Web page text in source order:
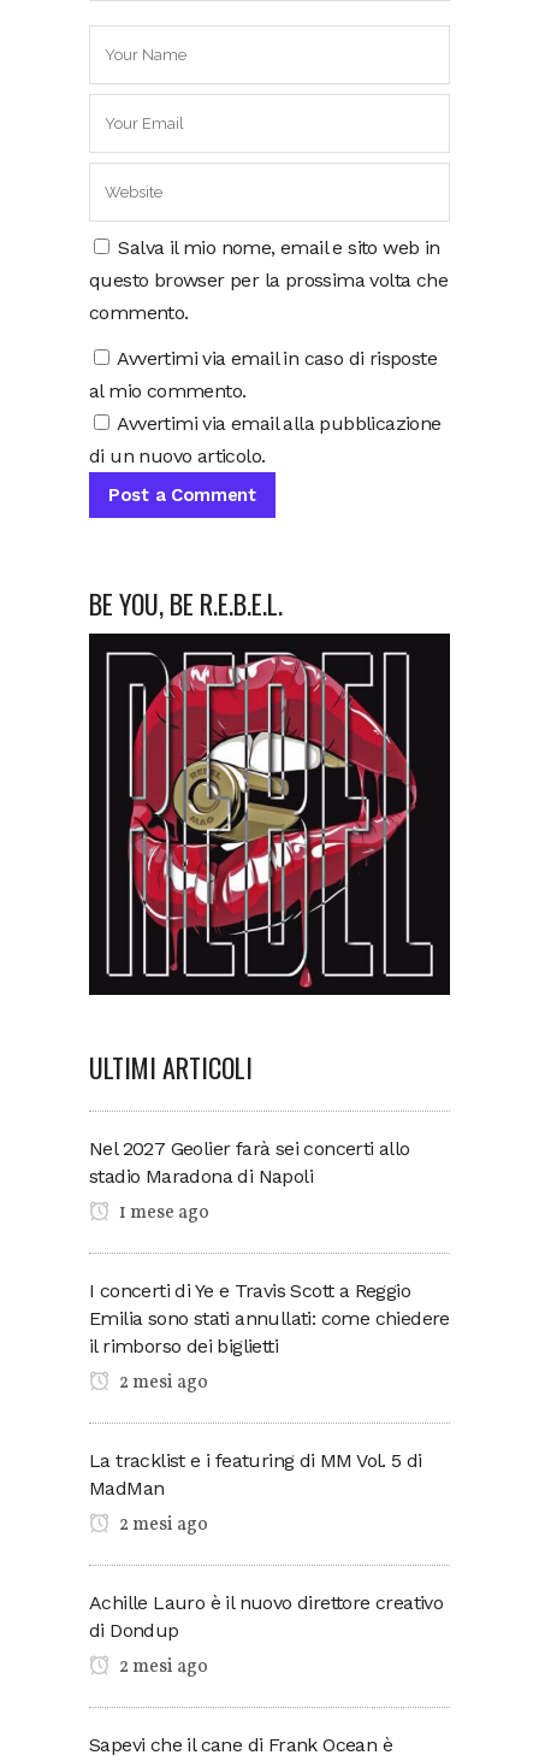
Salva il mio nome, email e sito web in
questo browser per la prossima volta che
commento.
Avvertimi via email in caso di risposte
al mio commento.
Avvertimi via email alla pubblicazione
di un nuovo articolo.
BE YOU, BE R.E.B.E.L.
ULTIMI ARTICOLI
Nel 2027 Geolier farà sei concerti allo
stadio Maradona di Napoli
1 mese ago
I concerti di Ye e Travis Scott a Reggio
Emilia sono stati annullati: come chiedere
il rimborso dei biglietti
2 mesi ago
La tracklist e i featuring di MM Vol. 5 di
MadMan
2 mesi ago
Achille Lauro è il nuovo direttore creativo
di Dondup
2 mesi ago
Sapevi che il cane di Frank Ocean è